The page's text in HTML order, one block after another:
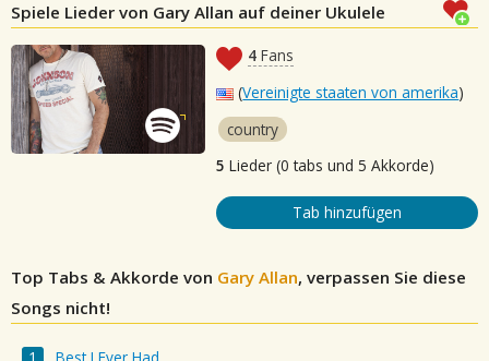
Spiele Lieder von Gary Allan auf deiner Ukulele
4 Fans
(Vereinigte staaten von amerika)
country
5 Lieder (0 tabs und 5 Akkorde)
Tab hinzufügen
Top Tabs & Akkorde von Gary Allan, verpassen Sie diese
Songs nicht!